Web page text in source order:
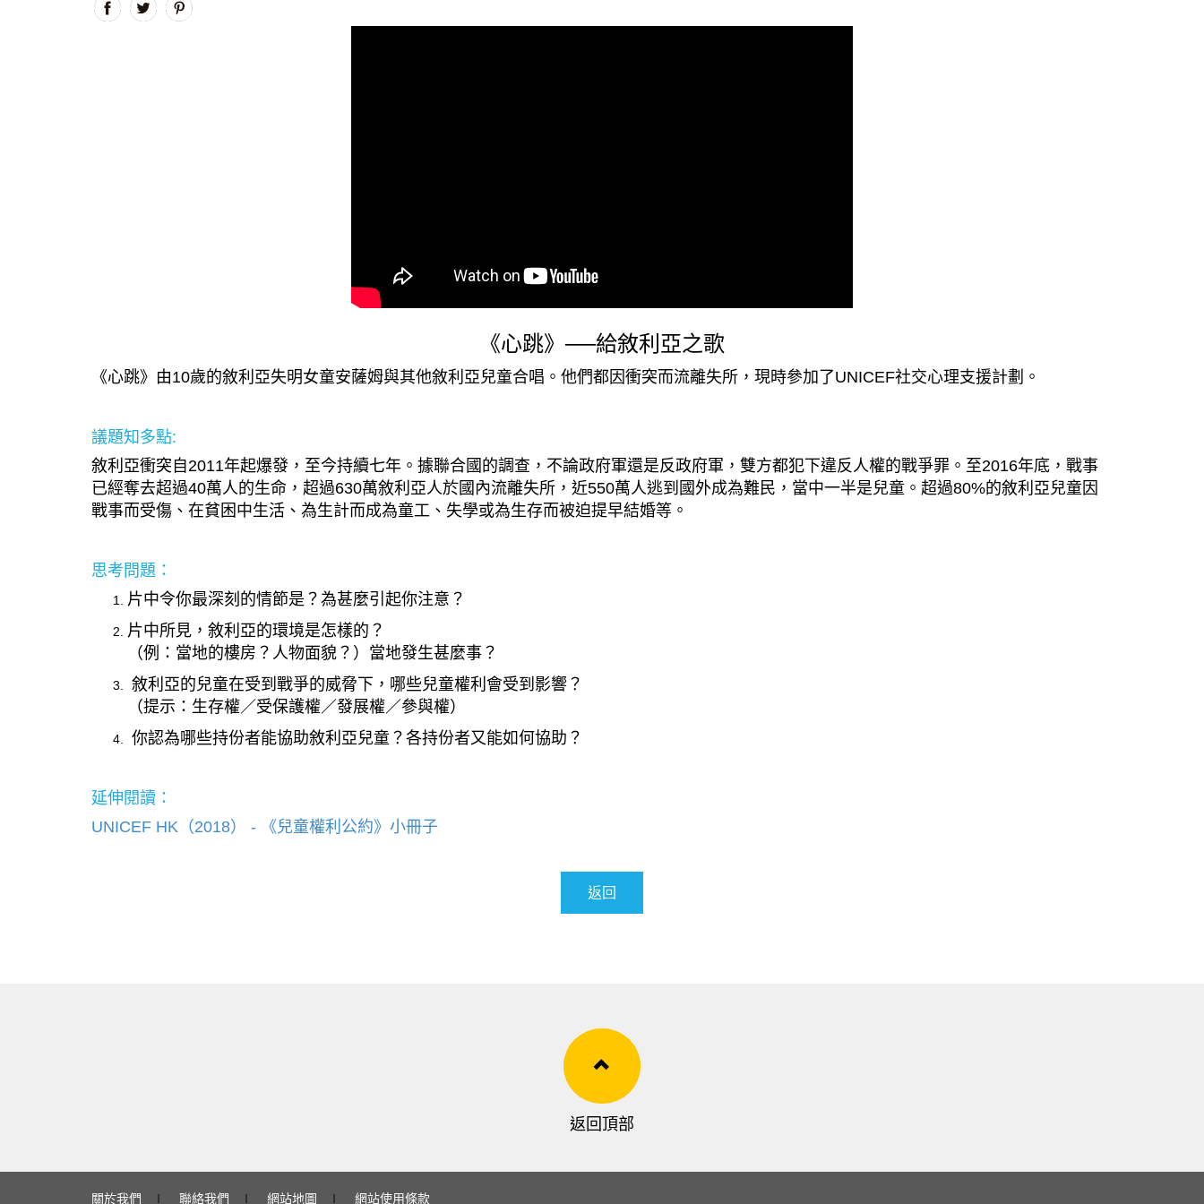
《心跳》──給敘利亞之歌
《心跳》由10歲的敘利亞失明女童安薩姆與其他敘利亞兒童合唱。他們都因衝突而流離失所，現時參加了UNICEF社交心理支援計劃。
議題知多點:
敘利亞衝突自2011年起爆發，至今持續七年。據聯合國的調查，不論政府軍還是反政府軍，雙方都犯下違反人權的戰爭罪。至2016年底，戰事
已經奪去超過40萬人的生命，超過630萬敘利亞人於國內流離失所，近550萬人逃到國外成為難民，當中一半是兒童。超過80%的敘利亞兒童因
戰事而受傷、在貧困中生活、為生計而成為童工、失學或為生存而被迫提早結婚等。
思考問題：
片中令你最深刻的情節是？為甚麼引起你注意？
片中所見，敘利亞的環境是怎樣的？
（例：當地的樓房？人物面貌？）當地發生甚麼事？
敘利亞的兒童在受到戰爭的威脅下，哪些兒童權利會受到影響？
（提示：生存權／受保護權／發展權／參與權）
你認為哪些持份者能協助敘利亞兒童？各持份者又能如何協助？
延伸閱讀：
UNICEF HK（2018） -
《兒童權利公約》小冊子
返回
返回頂部
關於我們 ∣ 聯絡我們 ∣ 網站地圖 ∣ 網站使用條款